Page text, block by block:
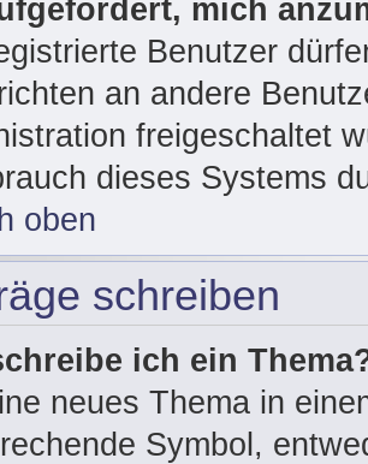
mich
Benutzer
an andere
freigeschaltet
dieses Systems
oben
schreiben
ich ein
neues Thema in
Symbol,